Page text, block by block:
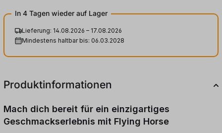
In 4 Tagen wieder auf Lager
Lieferung: 14.08.2026 – 17.08.2026
Mindestens haltbar bis: 06.03.2028
Produktinformationen
Mach dich bereit für ein einzigartiges
Geschmackserlebnis mit Flying Horse